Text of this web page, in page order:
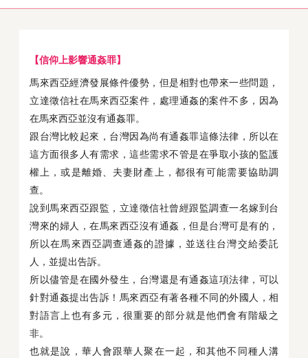
【信仰上影響通姦罪】
馬來西亞經濟發展條件優勢，但是相對也帶來一些問題，
立達徵信社在馬來西亞案件，處理通姦的案件不多，因為
在馬來西亞並沒有通姦罪。
跟台灣比較起來，台灣因為尚有通姦罪這條法律，所以在
這方面很多人有需求，這些需求不管是在爭取小孩的監護
權上，或是離婚、夫妻財產上，都很有可能需要協助調
查。
說到馬來西亞跟監，立達徵信社曾經跟監調查一名嫁到台
灣來的婦人，在馬來西亞沒有通姦，但是台灣可是有的，
所以在馬來西亞調查通姦的證據，並送往台灣交給委託
人，並提出告訴。
所以儘管是在國外發生，台灣還是有通姦這項法律，可以
針對通姦提出告訴！馬來西亞有著各種不同的外國人，相
對語言上也有多元，很重要的部分就是他們會有階級之
非。
也就是說，華人會跟華人聚在一起，和其他不同種人溝